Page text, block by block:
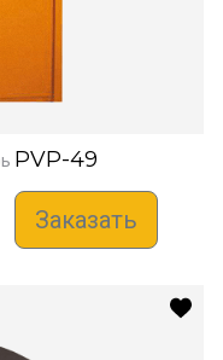
PVP-49
Заказать